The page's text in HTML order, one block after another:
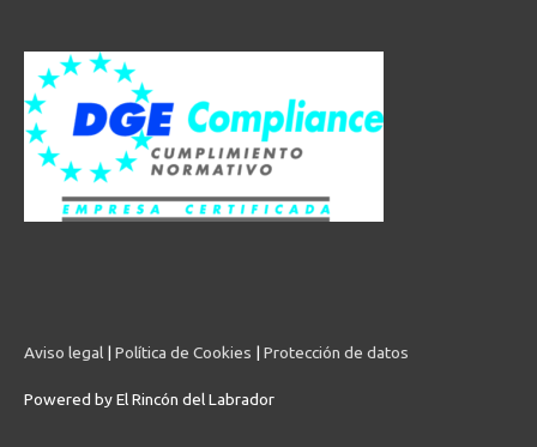
Aviso legal | Política de Cookies | Protección de datos
Powered byEl Rincón del Labrador